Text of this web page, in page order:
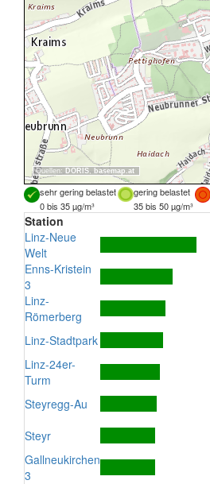
Quellen: DORIS, basemap.at
sehr gering belastet gering belastet
0 bis 35 µg/m³
35 bis 50 µg/m³
Station
Linz-Neue
Welt
Enns-Kristein
3
Linz-
Römerberg
Linz-Stadtpark
Linz-24er-
Turm
Steyregg-Au
Steyr
Gallneukirchen
3